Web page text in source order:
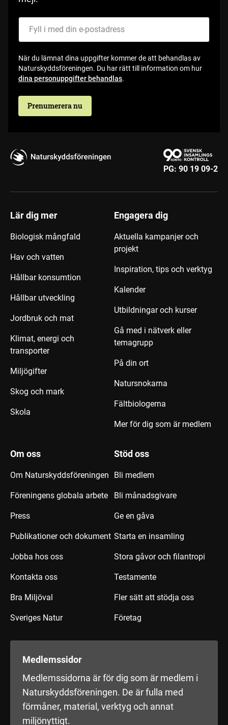
När du lämnat dina uppgifter kommer de att behandlas av
Naturskyddsföreningen. Du har rätt till information om hur
dina personuppgifter behandlas.
Prenumerera nu
PG: 90 19 09-2
Lär dig mer
Biologisk mångfald
Hav och vatten
Hållbar konsumtion
Hållbar utveckling
Jordbruk och mat
Klimat, energi och
transporter
Miljögifter
Skog och mark
Skola
Engagera dig
Aktuella kampanjer och
projekt
Inspiration, tips och verktyg
Kalender
Utbildningar och kurser
Gå med i nätverk eller
temagrupp
På din ort
Natursnokarna
Fältbiologerna
Mer för dig som är medlem
Om oss
Om Naturskyddsföreningen
Föreningens globala arbete
Press
Publikationer och dokument
Jobba hos oss
Kontakta oss
Bra Miljöval
Sveriges Natur
Stöd oss
Bli medlem
Bli månadsgivare
Ge en gåva
Starta en insamling
Stora gåvor och filantropi
Testamente
Fler sätt att stödja oss
Företag
Medlemssidor
Medlemssidorna är för dig som är medlem i
Naturskyddsföreningen. De är fulla med
förmåner, material, verktyg och annat
miljönyttigt.